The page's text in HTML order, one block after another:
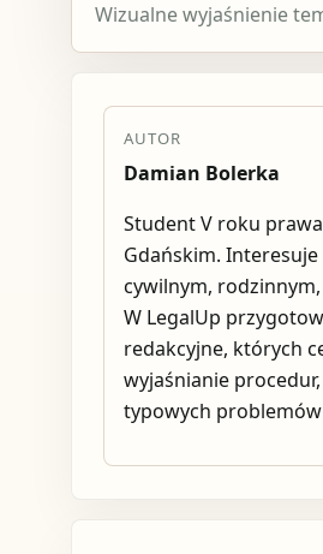
Wizualne wyjaśnienie
AUTOR
Damian Bolerka
Student V roku
Gdańskim.
cywilnym,
W LegalUp
redakcyjne, których
wyjaśnianie
typowych